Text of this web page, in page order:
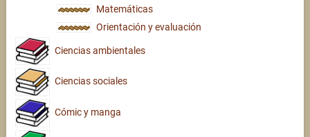
Matemáticas
Orientación y evaluación
Ciencias ambientales
Ciencias sociales
Cómic y manga